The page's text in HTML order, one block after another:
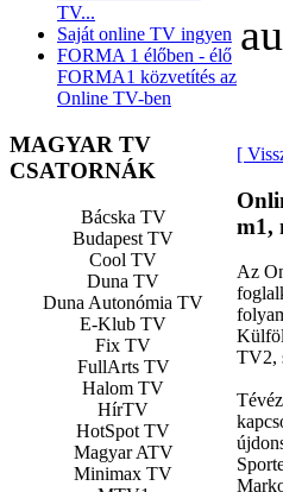
TV...
Saját online TV ingyen
FORMA 1 élőben - élő
FORMA1 közvetítés az
Online TV-ben
MAGYAR TV
CSATORNÁK
Bácska TV
Budapest TV
Cool TV
Duna TV
Duna Autonómia TV
E-Klub TV
Fix TV
FullArts TV
Halom TV
HírTV
HotSpot TV
Magyar ATV
Minimax TV
[
m1,
Az
TV2,